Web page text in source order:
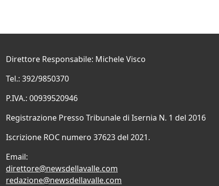
Direttore Responsabile: Michele Visco
Tel.: 392/9850370
P.IVA.: 00939520946
Registrazione Presso Tribunale di Isernia N. 1 del 2016
Iscrizione ROC numero 37623 del 2021.
Email:
direttore@newsdellavalle.com
redazione@newsdellavalle.com